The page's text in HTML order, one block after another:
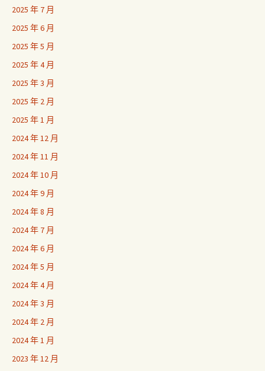
2025 年 7 月
2025 年 6 月
2025 年 5 月
2025 年 4 月
2025 年 3 月
2025 年 2 月
2025 年 1 月
2024 年 12 月
2024 年 11 月
2024 年 10 月
2024 年 9 月
2024 年 8 月
2024 年 7 月
2024 年 6 月
2024 年 5 月
2024 年 4 月
2024 年 3 月
2024 年 2 月
2024 年 1 月
2023 年 12 月